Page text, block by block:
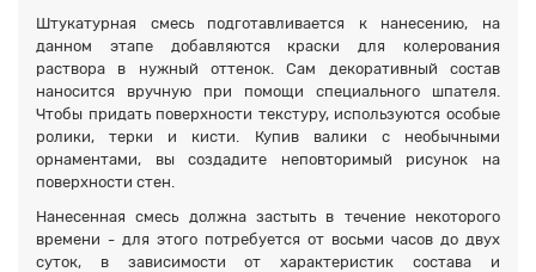
Штукатурная смесь подготавливается к нанесению, на
данном этапе добавляются краски для колерования
раствора в нужный оттенок. Сам декоративный состав
наносится вручную при помощи специального шпателя.
Чтобы придать поверхности текстуру, используются особые
ролики, терки и кисти. Купив валики с необычными
орнаментами, вы создадите неповторимый рисунок на
поверхности стен.
Нанесенная смесь должна застыть в течение некоторого
времени - для этого потребуется от восьми часов до двух
суток, в зависимости от характеристик состава и